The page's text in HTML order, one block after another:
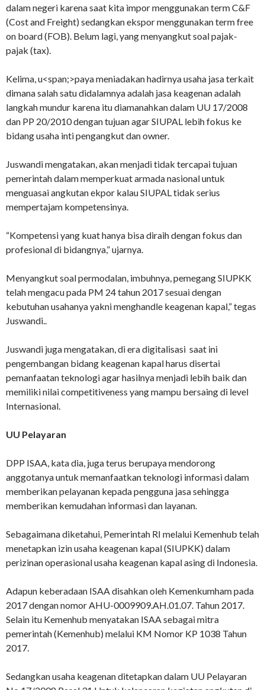
dalam negeri karena saat kita impor menggunakan term C&F
(Cost and Freight) sedangkan ekspor menggunakan term free
on board (FOB). Belum lagi, yang menyangkut soal pajak-
pajak (tax).
Kelima, u<span;>paya meniadakan hadirnya usaha jasa terkait
dimana salah satu didalamnya adalah jasa keagenan adalah
langkah mundur karena itu diamanahkan dalam UU 17/2008
dan PP 20/2010 dengan tujuan agar SIUPAL lebih fokus ke
bidang usaha inti pengangkut dan owner.
Juswandi mengatakan, akan menjadi tidak tercapai tujuan
pemerintah dalam memperkuat armada nasional untuk
menguasai angkutan ekpor kalau SIUPAL tidak serius
mempertajam kompetensinya.
“Kompetensi yang kuat hanya bisa diraih dengan fokus dan
profesional di bidangnya,” ujarnya.
Menyangkut soal permodalan, imbuhnya, pemegang SIUPKK
telah mengacu pada PM 24 tahun 2017 sesuai dengan
kebutuhan usahanya yakni menghandle keagenan kapal,” tegas
Juswandi..
Juswandi juga mengatakan, di era digitalisasi saat ini
pengembangan bidang keagenan kapal harus disertai
pemanfaatan teknologi agar hasilnya menjadi lebih baik dan
memiliki nilai competitiveness yang mampu bersaing di level
Internasional.
UU Pelayaran
DPP ISAA, kata dia, juga terus berupaya mendorong
anggotanya untuk memanfaatkan teknologi informasi dalam
memberikan pelayanan kepada pengguna jasa sehingga
memberikan kemudahan informasi dan layanan.
Sebagaimana diketahui, Pemerintah RI melalui Kemenhub telah
menetapkan izin usaha keagenan kapal (SIUPKK) dalam
perizinan operasional usaha keagenan kapal asing di Indonesia.
Adapun keberadaan ISAA disahkan oleh Kemenkumham pada
2017 dengan nomor AHU-0009909.AH.01.07. Tahun 2017.
Selain itu Kemenhub menyatakan ISAA sebagai mitra
pemerintah (Kemenhub) melalui KM Nomor KP 1038 Tahun
2017.
Sedangkan usaha keagenan ditetapkan dalam UU Pelayaran